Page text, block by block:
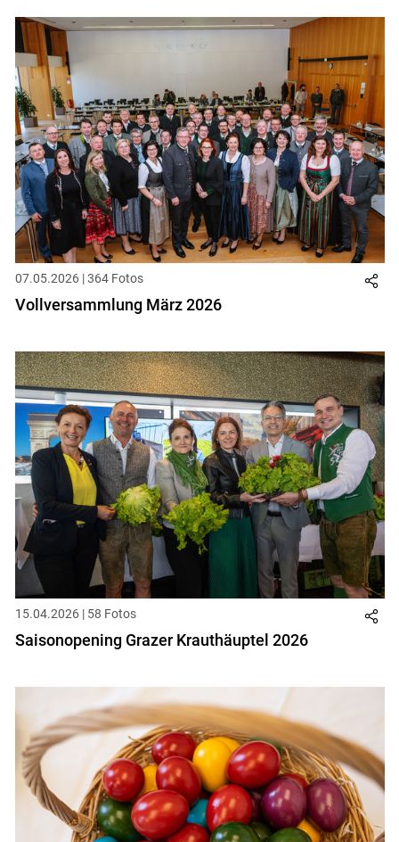
07.05.2026 | 364 Fotos
Vollversammlung März 2026
15.04.2026 | 58 Fotos
Saisonopening Grazer Krauthäuptel 2026